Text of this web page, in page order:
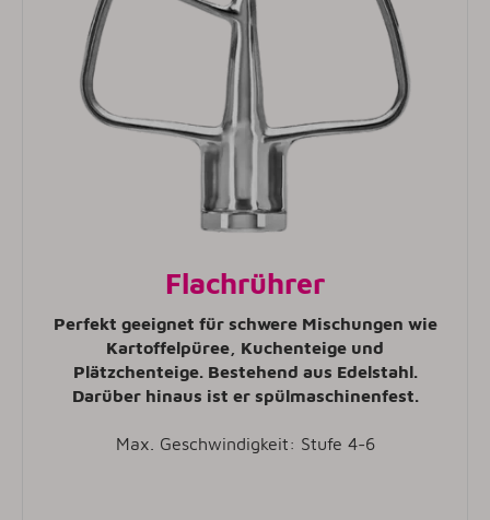
Flachrührer
Perfekt geeignet für schwere Mischungen wie
Kartoffelpüree, Kuchenteige und
Plätzchenteige. Bestehend aus Edelstahl.
Darüber hinaus ist er spülmaschinenfest.
Max. Geschwindigkeit: Stufe 4-6